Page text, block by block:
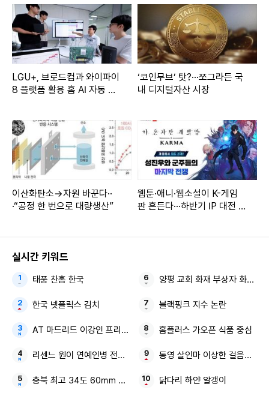
LGU+, 브로드컴과 와이파이
8 플랫폼 활용 홈 AI 자동 복
‘코인무브’ 탓?···쪼그라든 국
내 디지털자산 시장
이산화탄소→자원 바꾼다··
·“공정 한 번으로 대량생산”
웹툰·애니·웹소설이 K-게임
판 흔든다···하반기 IP 대전 개
실시간 키워드
태풍 찬홈 한국
한국 넷플릭스 김치
AT 마드리드 이강인 프리시즌 맨시티전
리센느 원이 연예인병 전참시
충북 최고 34도 60㎜ 소나기
양평 교회 화재 부상자 화재 진
블랙핑크 지수 논란
홈플러스 가오픈 식품 중심
통영 살인마 이상한 걸음걸이
닭다리 하얀 알갱이